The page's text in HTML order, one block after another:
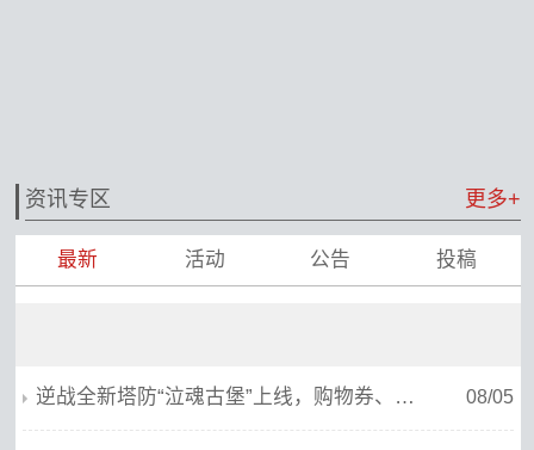
资讯专区 更多+
最新 活动 公告 投稿
逆战全新塔防“泣魂古堡”上线，购物券、免单券、典藏神器享不停！ 08/05